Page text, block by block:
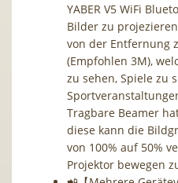
YABER V5 WiFi
Bilder zu
von der Entfernung
(Empfohlen 3M),
zu sehen, Spiele zu
Tragbare Beamer
diese kann die
von 100% auf 50%
Projektor bewegen